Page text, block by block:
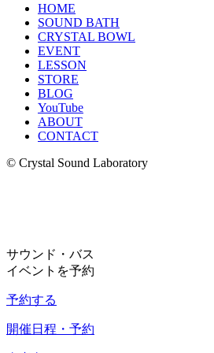
HOME
SOUND BATH
CRYSTAL BOWL
EVENT
LESSON
STORE
BLOG
YouTube
ABOUT
CONTACT
© Crystal Sound Laboratory
サウンド・バス
イベントを予約
予約する
開催日程・予約